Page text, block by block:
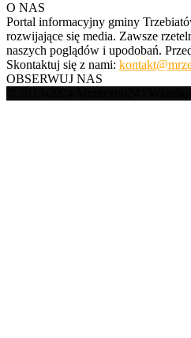
O NAS
Portal informacyjny gminy
rozwijające się media. Zawsze
naszych poglądów i upodobań.
Skontaktuj się z nami:
OBSERWUJ NAS